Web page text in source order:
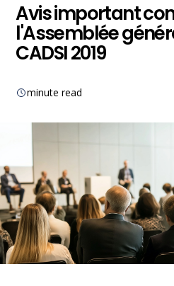
Avis important
l'Assemblée
CADSI 2019
minute read